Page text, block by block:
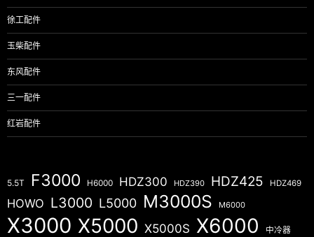
徐工配件
玉柴配件
东风配件
三一配件
红岩配件
5.5T F3000 H6000 HDZ300 HDZ390 HDZ425 HDZ469
HOWO L3000 L5000 M3000S M6000
X3000 X5000 X5000S X6000 中冷器